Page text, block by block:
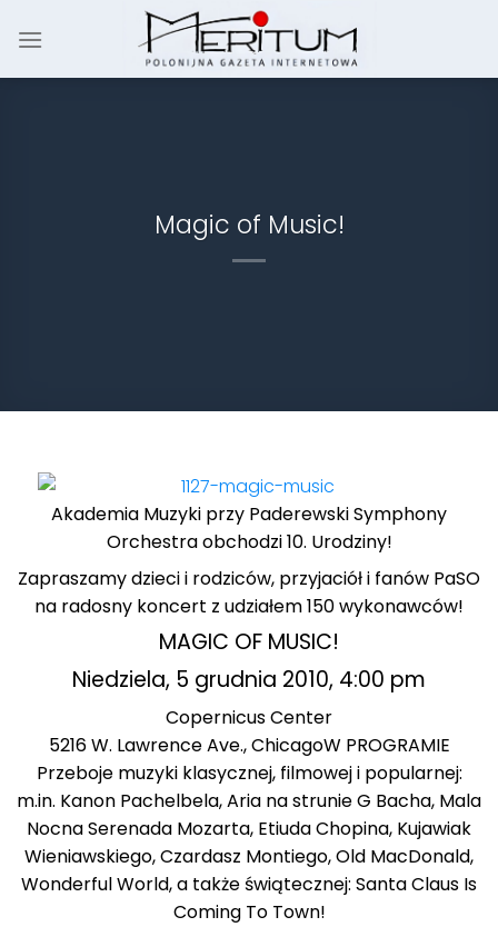
Magic of Music!
Akademia Muzyki przy Paderewski Symphony
Orchestra obchodzi 10. Urodziny!
Zapraszamy dzieci i rodziców, przyjaciół i fanów PaSO
na radosny koncert z udziałem 150 wykonawców!
MAGIC OF MUSIC!
Niedziela, 5 grudnia 2010, 4:00 pm
Copernicus Center
5216 W. Lawrence Ave., ChicagoW PROGRAMIE
Przeboje muzyki klasycznej, filmowej i popularnej:
m.in. Kanon Pachelbela, Aria na strunie G Bacha, Mala
Nocna Serenada Mozarta, Etiuda Chopina, Kujawiak
Wieniawskiego, Czardasz Montiego, Old MacDonald,
Wonderful World, a także świątecznej: Santa Claus Is
Coming To Town!